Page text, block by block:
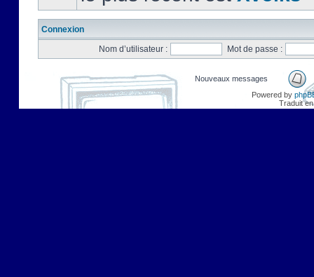
Connexion
Nom d’utilisateur :
Mot de passe :
Nouveaux messages
Powered by
Traduit